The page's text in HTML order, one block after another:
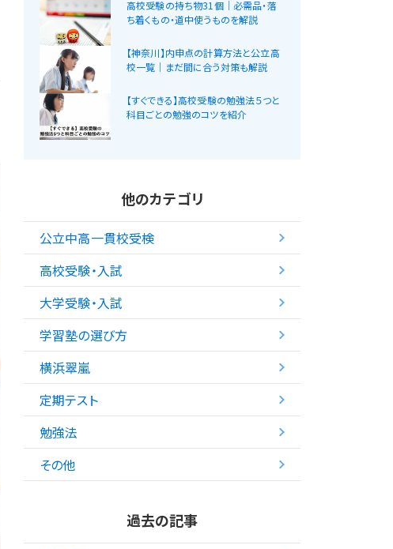
高校受験の持ち物31個｜必需品・落
ち着くもの・道中使うものを解説
【神奈川】内申点の計算方法と公立高
校一覧｜まだ間に合う対策も解説
【すぐできる】高校受験の勉強法５つと
科目ごとの勉強のコツを紹介
他のカテゴリ
公立中高一貫校受検
高校受験・入試
大学受験・入試
学習塾の選び方
横浜翠嵐
定期テスト
勉強法
その他
過去の記事